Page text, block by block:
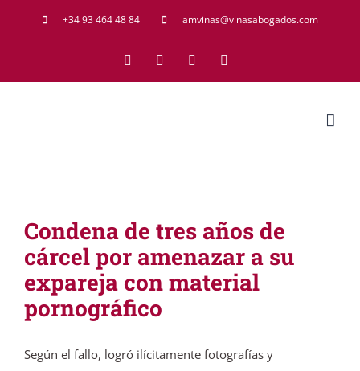
+34 93 464 48 84 amvinas@vinasabogados.com
FacebookTwitter LinkedIn
Condena de tres años de
cárcel por amenazar a su
expareja con material
pornográfico
Según el fallo, logró ilícitamente fotografías y